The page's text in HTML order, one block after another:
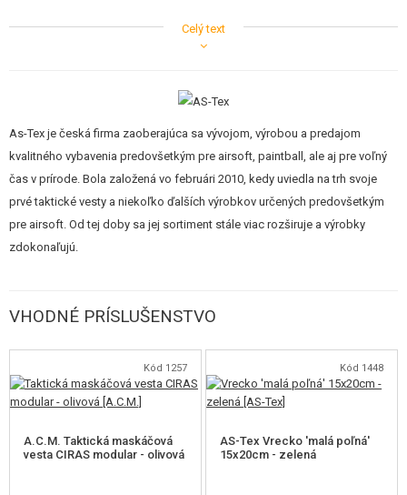
Jedná sa o tkaninu vyvinutú v USA v čase druhej svetovej vojny. Je
Celý text
As-Tex je česká firma zaoberajúca sa vývojom, výrobou a predajom
kvalitného vybavenia predovšetkým pre airsoft, paintball, ale aj pre voľný
čas v prírode. Bola založená vo februári 2010, kedy uviedla na trh svoje
prvé taktické vesty a niekoľko ďalších výrobkov určených predovšetkým
pre airsoft. Od tej doby sa jej sortiment stále viac rozširuje a výrobky
zdokonaľujú.
VHODNÉ PRÍSLUŠENSTVO
Kód 1257
A.C.M. Taktická maskáčová
vesta CIRAS modular - olivová
Kód 1448
AS-Tex Vrecko 'malá poľná'
15x20cm - zelená